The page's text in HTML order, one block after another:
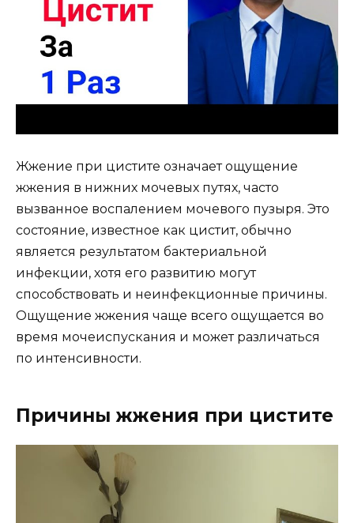
Жжение при цистите означает ощущение
жжения в нижних мочевых путях, часто
вызванное воспалением мочевого пузыря. Это
состояние, известное как цистит, обычно
является результатом бактериальной
инфекции, хотя его развитию могут
способствовать и неинфекционные причины.
Ощущение жжения чаще всего ощущается во
время мочеиспускания и может различаться
по интенсивности.
Причины жжения при цистите